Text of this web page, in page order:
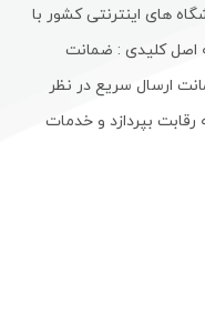
های اینترنتی کشور با
اصل کلیدی : ضمانت
ارسال سریع در نظر
رقابت بپردازد و خدمات